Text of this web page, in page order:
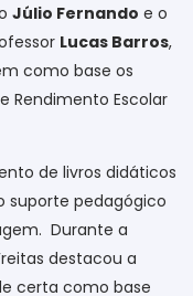
Júlio Fernando e o
Lucas Barros,
como base os
Rendimento Escolar
de livros didáticos
suporte pedagógico
Durante a
destacou a
certa como base